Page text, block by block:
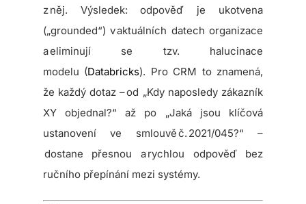
z něj. Výsledek: odpověď je ukotvena
(„grounded“) v aktuálních datech organizace
a eliminují se tzv. halucinace
modelu (Databricks). Pro CRM to znamená,
že každý dotaz – od „Kdy naposledy zákazník
XY objednal?“ až po „Jaká jsou klíčová
ustanovení ve smlouvě č. 2021/045?“ –
dostane přesnou a rychlou odpověď bez
ručního přepínání mezi systémy.